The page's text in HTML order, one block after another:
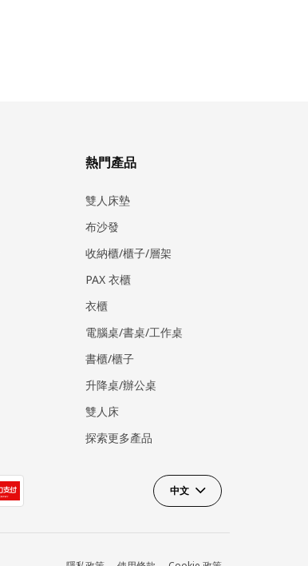
熱門產品
雙人床墊
布沙發
收納櫃/櫃子/層架
PAX 衣櫃
衣櫃
電腦桌/書桌/工作桌
書櫃/櫃子
升降桌/辦公桌
雙人床
探索更多產品
中文